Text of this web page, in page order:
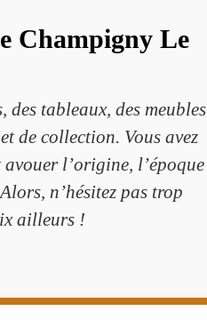
Champigny Le
des tableaux, des meubles
de collection. Vous avez
l’origine, l’époque
n’hésitez pas trop
ailleurs !